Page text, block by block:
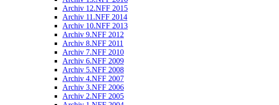
Archiv 12.NFF 2015
Archiv 11.NFF 2014
Archiv 10.NFF 2013
Archiv 9.NFF 2012
Archiv 8.NFF 2011
Archiv 7.NFF 2010
Archiv 6.NFF 2009
Archiv 5.NFF 2008
Archiv 4.NFF 2007
Archiv 3.NFF 2006
Archiv 2.NFF 2005